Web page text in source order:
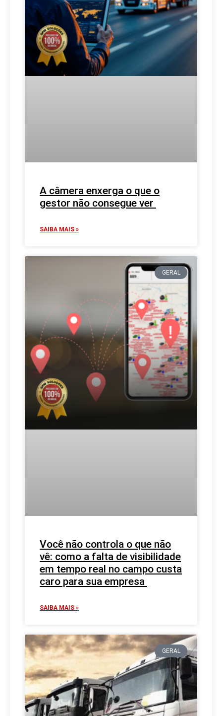
A câmera enxerga o que o
gestor não consegue ver
SAIBA MAIS »
GERAL
Você não controla o que não
vê: como a falta de visibilidade
em tempo real no campo custa
caro para sua empresa
SAIBA MAIS »
GERAL